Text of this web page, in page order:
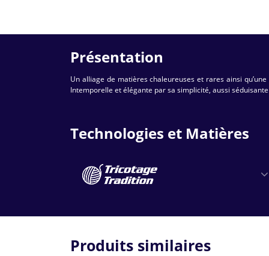
Présentation
Un alliage de matières chaleureuses et rares ainsi
Intemporelle et élégante par sa simplicité, aussi
Technologies et Matières
Produits similaires